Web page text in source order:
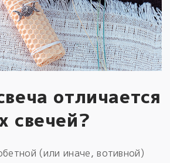
отличается
свечей?
(или иначе, вотивной)